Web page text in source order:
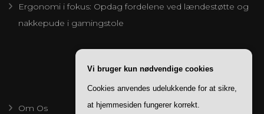
Ergonomi i fokus: Opdag fordelene ved lændestøtte og
nakkepude i gamingstole
SIDER
Om Os
Vi bruger kun nødvendige cookies
Cookies anvendes udelukkende for at sikre,
at hjemmesiden fungerer korrekt.